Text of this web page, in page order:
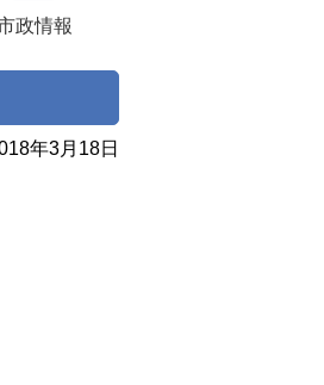
政情報
年3月18日